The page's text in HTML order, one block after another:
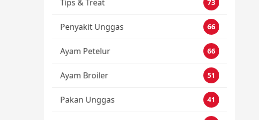
Tips & Treat 73
Penyakit Unggas 66
Ayam Petelur 66
Ayam Broiler 51
Pakan Unggas 41